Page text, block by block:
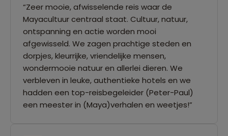
“Zeer mooie, afwisselende reis waar de
Mayacultuur centraal staat. Cultuur, natuur,
ontspanning en actie worden mooi
afgewisseld. We zagen prachtige steden en
dorpjes, kleurrijke, vriendelijke mensen,
wondermooie natuur en allerlei dieren. We
verbleven in leuke, authentieke hotels en we
hadden een top-reisbegeleider (Peter-Paul)
een meester in (Maya)verhalen en weetjes!”